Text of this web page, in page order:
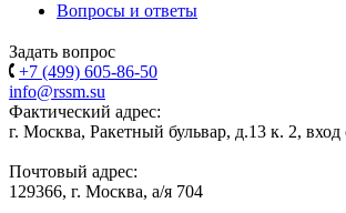
Вопросы и ответы
Задать вопрос
+7 (499) 605-86-50
info@rssm.su
Фактический адрес:
г. Москва, Ракетный бульвар, д.13 к. 2,
Почтовый адрес:
129366, г. Москва, а/я 704